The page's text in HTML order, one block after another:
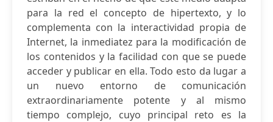
para la red el concepto de hipertexto, y lo
complementa con la interactividad propia de
Internet, la inmediatez para la modificación de
los contenidos y la facilidad con que se puede
acceder y publicar en ella. Todo esto da lugar a
un nuevo entorno de comunicación
extraordinariamente potente y al mismo
tiempo complejo, cuyo principal reto es la